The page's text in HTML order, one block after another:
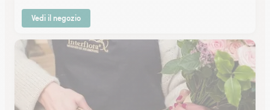
Vedi il negozio